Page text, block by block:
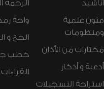
أناشيد
متون علمية
ومنظومات
مختارات من الأذان
أدعية و أذكار
استراحة التسجيلات
الرحمة
واحة
الحج و
خطب